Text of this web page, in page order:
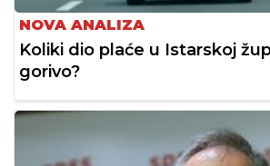
NOVA ANALIZA
Koliki dio plaće u Istarskoj
gorivo?